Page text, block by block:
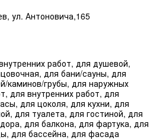
ул. Антоновича,165
работ, для душевой,
для бани/сауны, для
каминов/грубы, для наружных
для внутренних работ, для
для цоколя, для кухни, для
для туалета, для гостиной, для
для балкона, для фартука, для
для бассейна, для фасада